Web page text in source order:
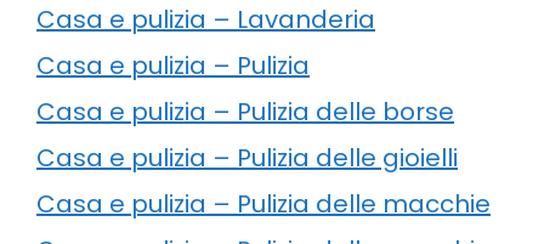
Casa e pulizia – Lavanderia
Casa e pulizia – Pulizia
Casa e pulizia – Pulizia delle borse
Casa e pulizia – Pulizia delle gioielli
Casa e pulizia – Pulizia delle macchie